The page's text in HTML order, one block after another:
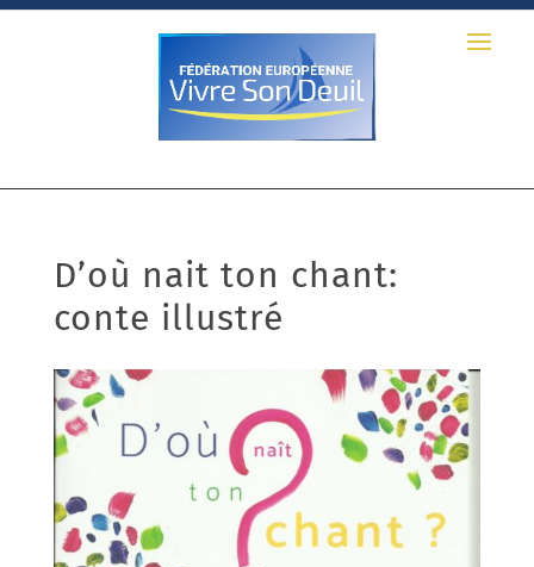
D’où nait ton chant:
conte illustré